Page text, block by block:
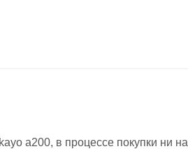
a200, в процессе покупки ни на